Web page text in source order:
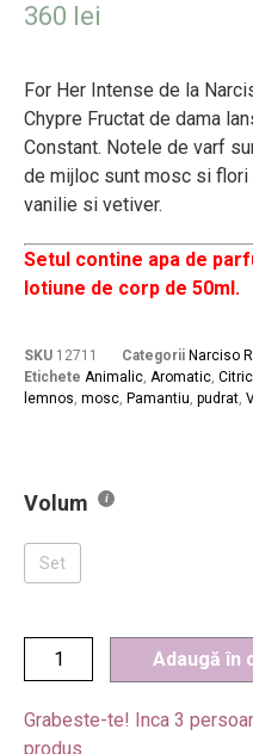
360 lei
For Her Intense de la
Chypre Fructat de dama
Constant. Notele de varf
de mijloc sunt mosc si
vanilie si vetiver.
Setul contine apa de
lotiune de corp de 50ml.
SKU 12711 Categorii Narciso
Etichete Animalic Aromatic Citric
lemnos mosc Pamantiu pudrat
Volum
Set
Adaugă în
Grabeste-te! Inca 3
produs